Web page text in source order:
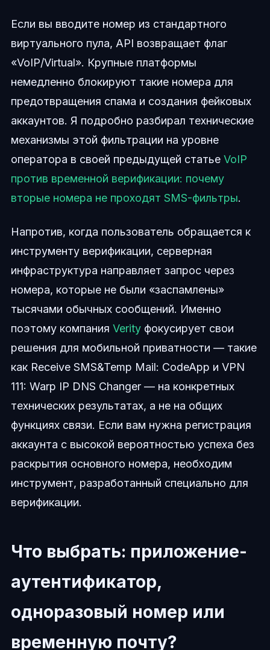
Если вы вводите номер из стандартного
виртуального пула, API возвращает флаг
«VoIP/Virtual». Крупные платформы
немедленно блокируют такие номера для
предотвращения спама и создания фейковых
аккаунтов. Я подробно разбирал технические
механизмы этой фильтрации на уровне
оператора в своей предыдущей статье VoIP
против временной верификации: почему
вторые номера не проходят SMS-фильтры.
Напротив, когда пользователь обращается к
инструменту верификации, серверная
инфраструктура направляет запрос через
номера, которые не были «заспамлены»
тысячами обычных сообщений. Именно
поэтому компания Verityфокусирует свои
решения для мобильной приватности — такие
как Receive SMS&Temp Mail: CodeApp и VPN
111: Warp IP DNS Changer — на конкретных
технических результатах, а не на общих
функциях связи. Если вам нужна регистрация
аккаунта с высокой вероятностью успеха без
раскрытия основного номера, необходим
инструмент, разработанный специально для
верификации.
Что выбрать: приложение-
аутентификатор,
одноразовый номер или
временную почту?